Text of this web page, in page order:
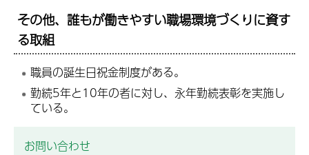
その他、誰もが働きやすい職場環境づくりに資す
る取組
職員の誕生日祝金制度がある。
勤続5年と10年の者に対し、永年勤続表彰を実施し
ている。
お問い合わせ